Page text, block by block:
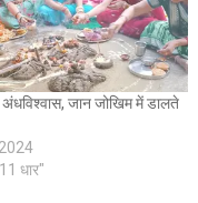
जान जोखिम में डालते
धार"